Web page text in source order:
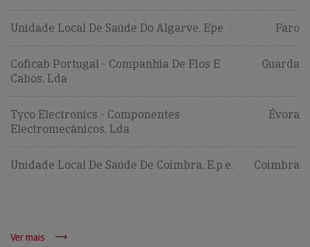
Unidade Local De Saúde Do Algarve, Epe Faro
Coficab Portugal - Companhia De Fios E
Cabos, Lda
Guarda
Tyco Electronics - Componentes
Electromecânicos, Lda
Évora
Unidade Local De Saúde De Coimbra, E.p.e. Coimbra
Ver mais